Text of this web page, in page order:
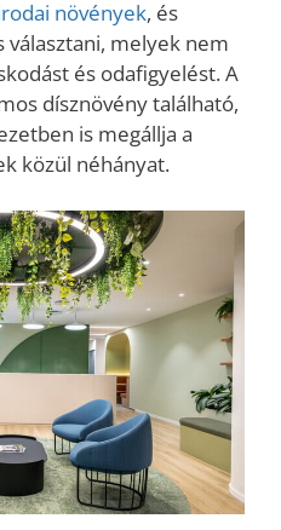
növények, és
melyek nem
és odafigyelést. A
dísznövény található,
is megállja a
közül néhányat.